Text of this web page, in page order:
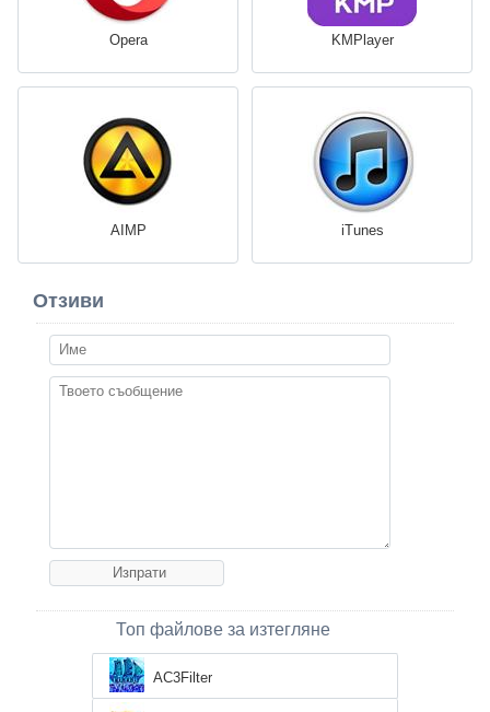
Opera KMPlayer
AIMP iTunes
Отзиви
Топ файлове за изтегляне
AC3Filter